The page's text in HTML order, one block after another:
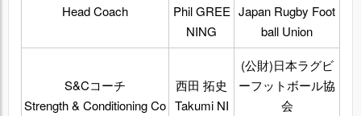
Head Coach
Phil GREE
NING
Japan Rugby Foot
ball Union
S&Cコーチ
Strength & Conditioning Co
西田 拓史
Takumi NI
(公財)日本ラグビ
ーフットボール協
会